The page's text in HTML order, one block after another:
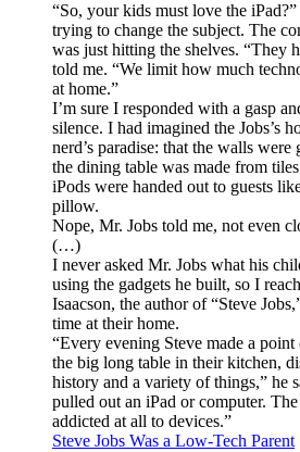
“So, your kids must love the
trying to change the subject. The
was just hitting the shelves. “They
told me. “We limit how much
at home.”
I’m sure I responded with a gasp
silence. I had imagined the Jobs’s
nerd’s paradise: that the walls were
the dining table was made from
iPods were handed out to guests
pillow.
Nope, Mr. Jobs told me, not even
(…)
I never asked Mr. Jobs what his
using the gadgets he built, so I
Isaacson, the author of “Steve
time at their home.
“Every evening Steve made a
the big long table in their kitchen,
history and a variety of things,” he
pulled out an iPad or computer.
addicted at all to devices.”
Steve Jobs Was a Low-Tech Parent